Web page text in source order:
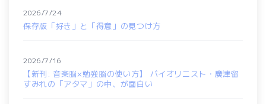
保存版「好き」と「得意」の見つけ方
2026/7/24
【新刊: 音楽脳×勉強脳の使い方】 バイオリニスト・廣津留
すみれの「アタマ」の中、が面白い
2026/7/16